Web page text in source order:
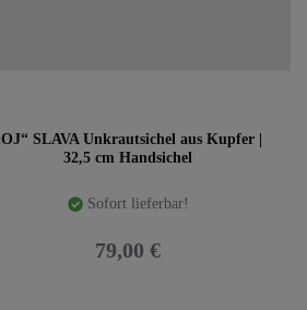
in den Boden eingebracht,
Stahl. Kupfergeräte dringen leichter
und es bleibt weniger Erde kleben!
magnetisch! Das natürliche
im Boden wird bei der Arbeit mit
kaum gestört. Dies verbessert
im Boden.
SLAVA Unkrautsichel aus Kupfer |
32,5 cm Handsichel
Sofort lieferbar!
79,00 €